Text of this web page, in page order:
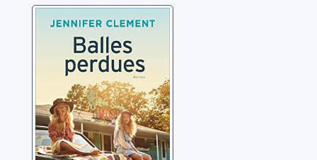
Balles perdues
Clement, Jennifer